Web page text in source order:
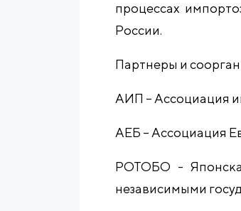
процессах
России.
Партнеры и
АИП – Ассоциация
АЕБ – Ассоциация
РОТОБО -
независимыми